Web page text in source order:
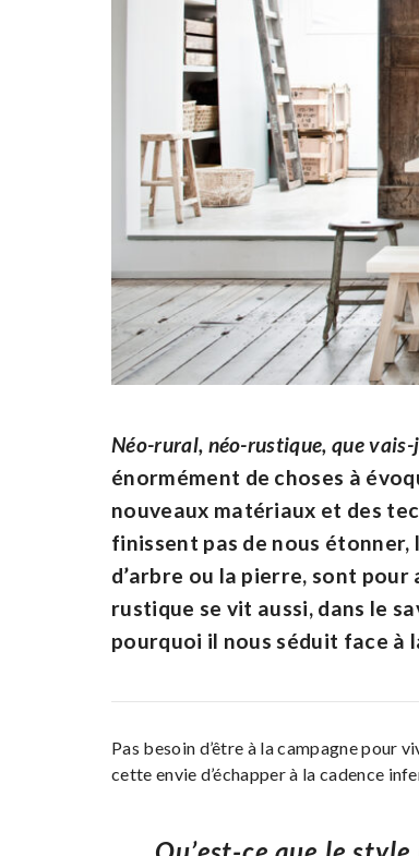
Néo-rural, néo-rustique, que
énormément de choses à
nouveaux matériaux et des
finissent pas de nous
d’arbre ou la pierre, sont
rustique se vit aussi, dans le
pourquoi il nous séduit face à
Pas besoin d’être à la campagne pour
cette envie d’échapper à la cadence